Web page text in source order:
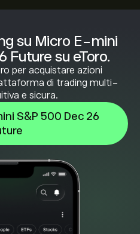
su Micro E-mini
Future su eToro.
per acquistare azioni
di trading multi-
e sicura.
S&P 500 Dec 26